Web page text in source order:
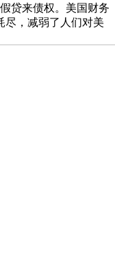
贷来债权。美国财务
尽，减弱了人们对美